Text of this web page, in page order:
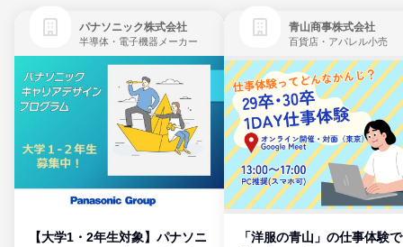
パナソニック株式会社
半導体・電子機器メーカー
【大学1・2年生対象】パナソニ
青山商事株式会社
百貨店・アパレル小売
「洋服の青山」の仕事体験